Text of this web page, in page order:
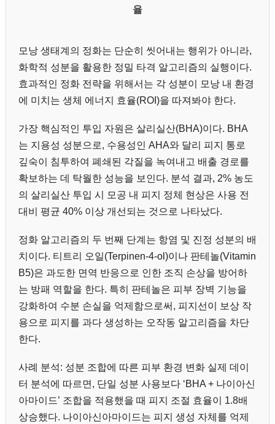
율
모낭 생태계의 정화는 단순히 씻어내는 행위가 아니라,
화학적 성분을 활용한 정밀 타격 알고리즘의 실행이다.
효과적인 정화 전략을 위해서는 각 성분이 모낭 내 환경
에 미치는 생체 에너지 효율(ROI)을 따져봐야 한다.
가장 핵심적인 투입 자원은 살리실산(BHA)이다. BHA
는 지용성 성분으로, 수용성인 AHA와 달리 피지 통로
깊숙이 침투하여 폐쇄된 각질을 녹여내고 배출 경로를
확보하는 데 탁월한 성능을 보인다. 분석 결과, 2% 농도
의 살리실산 투입 시 모공 내 피지 정체 현상은 사용 전
대비 평균 40% 이상 개선되는 것으로 나타났다.
정화 알고리즘의 두 번째 단계는 항염 및 진정 성분의 배
치이다. 티트리 오일(Terpinen-4-ol)이나 판테놀(Vitamin
B5)은 과도한 면역 반응으로 인한 조직 손상을 방어하
는 방패 역할을 한다. 특히 판테놀은 피부 장벽 기능을
강화하여 수분 손실을 억제함으로써, 피지선이 보상 작
용으로 피지를 과다 생성하는 오작동 알고리즘을 차단
한다.
사례 분석: 성분 조합에 따른 피부 환경 변화 실제 데이
터 분석에 따르면, 단일 성분 사용보다 ‘BHA + 나이아신
아마이드’ 조합을 적용했을 때 피지 조절 효율이 1.8배
상승했다. 나이아신아마이드는 피지 생성 자체를 억제